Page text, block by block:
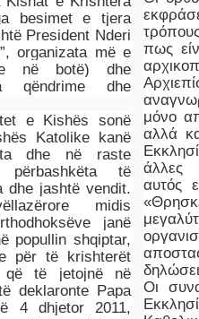
besimet e tjera
President Nderi
organizata më e
në botë) dhe
qëndrime dhe
e Kishës sonë
Katolike kanë
dhe në raste
të
dhe jashtë vendit.
midis
janë
popullin shqiptar,
për të krishterët
që të jetojnë në
deklaronte Papa
4 dhjetor 2011,
πως
μόνο
αλλά
άλλες
αυτός
Οι